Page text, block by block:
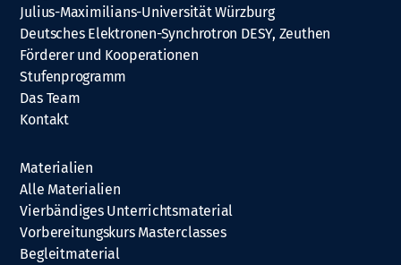
Julius-Maximilians-Universität Würzburg
Deutsches Elektronen-Synchrotron DESY, Zeuthen
Förderer und Kooperationen
Stufenprogramm
Das Team
Kontakt
Materialien
Alle Materialien
Vierbändiges Unterrichtsmaterial
Vorbereitungskurs Masterclasses
Begleitmaterial